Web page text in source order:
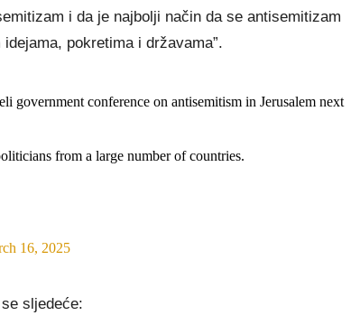
i da je najbolji način da se antisemitizam
pokretima i državama”.
government conference on antisemitism in Jerusalem next
from a large number of countries.
16, 2025
sljedeće: